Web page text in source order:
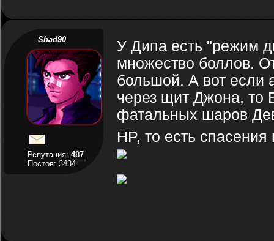
Shad90
Репутация:487
Постов: 3434
У Дипа есть "режим
множество боллов.
большой. А вот если
через щит Джона, то
фатальных шаров
HP, то есть спасения